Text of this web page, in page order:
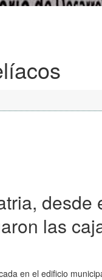
desde
las
en el edificio